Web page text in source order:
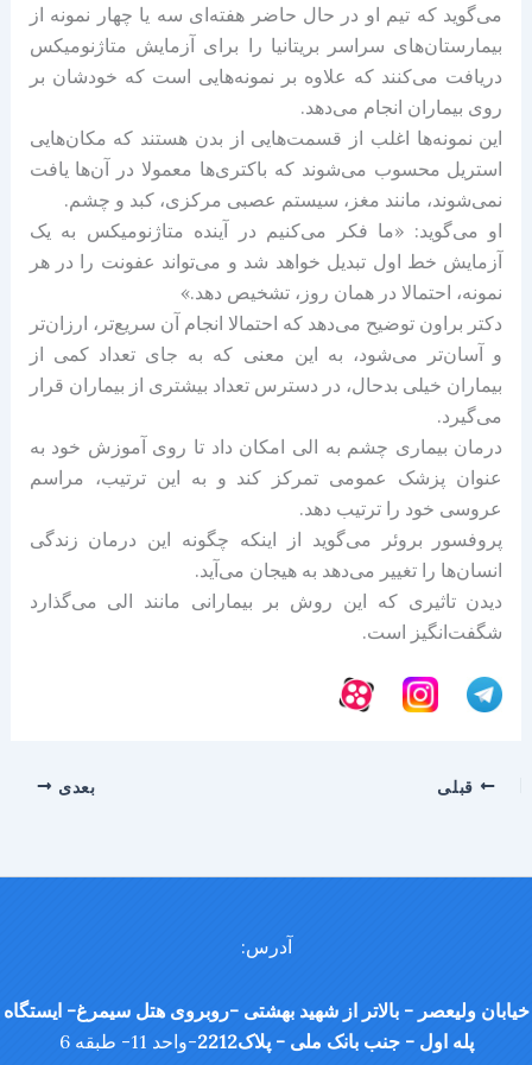
می‌گوید که تیم او در حال حاضر هفته‌ای سه یا چهار نمونه از
بیمارستان‌های سراسر بریتانیا را برای آزمایش متاژنومیکس
دریافت می‌کنند که علاوه بر نمونه‌هایی است که خودشان بر
روی بیماران انجام می‌دهد.
این نمونه‌ها اغلب از قسمت‌هایی از بدن هستند که مکان‌هایی
استریل محسوب می‌شوند که باکتری‌ها معمولا در آن‌ها یافت
نمی‌شوند، مانند مغز، سیستم عصبی مرکزی، کبد و چشم.
او می‌گوید: «ما فکر می‌کنیم در آینده متاژنومیکس به یک
آزمایش خط اول تبدیل خواهد شد و می‌تواند عفونت را در هر
نمونه، احتمالا در همان روز، تشخیص دهد.»
دکتر براون توضیح می‌دهد که احتمالا انجام آن سریع‌تر، ارزان‌تر
و آسان‌تر می‌شود، به این معنی که به جای تعداد کمی از
بیماران خیلی بدحال، در دسترس تعداد بیشتری از بیماران قرار
می‌گیرد.
درمان بیماری چشم به الی امکان داد تا روی آموزش خود به
عنوان پزشک عمومی تمرکز کند و به این ترتیب، مراسم
عروسی خود را ترتیب دهد.
پروفسور بروئر می‌گوید از اینکه چگونه این درمان زندگی
انسان‌ها را تغییر می‌دهد به هیجان می‌آید.
دیدن تاثیری که این روش بر بیمارانی مانند الی می‌گذارد
شگفت‌انگیز است.
قبلی بعدی
آدرس:
خیابان ولیعصر - بالاتر از شهید بهشتی -روبروی هتل سیمرغ- ایستگاه
پله اول - جنب بانک ملی - پلاک2212
-واحد 11- طبقه 6